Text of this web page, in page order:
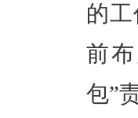
的
前
包”